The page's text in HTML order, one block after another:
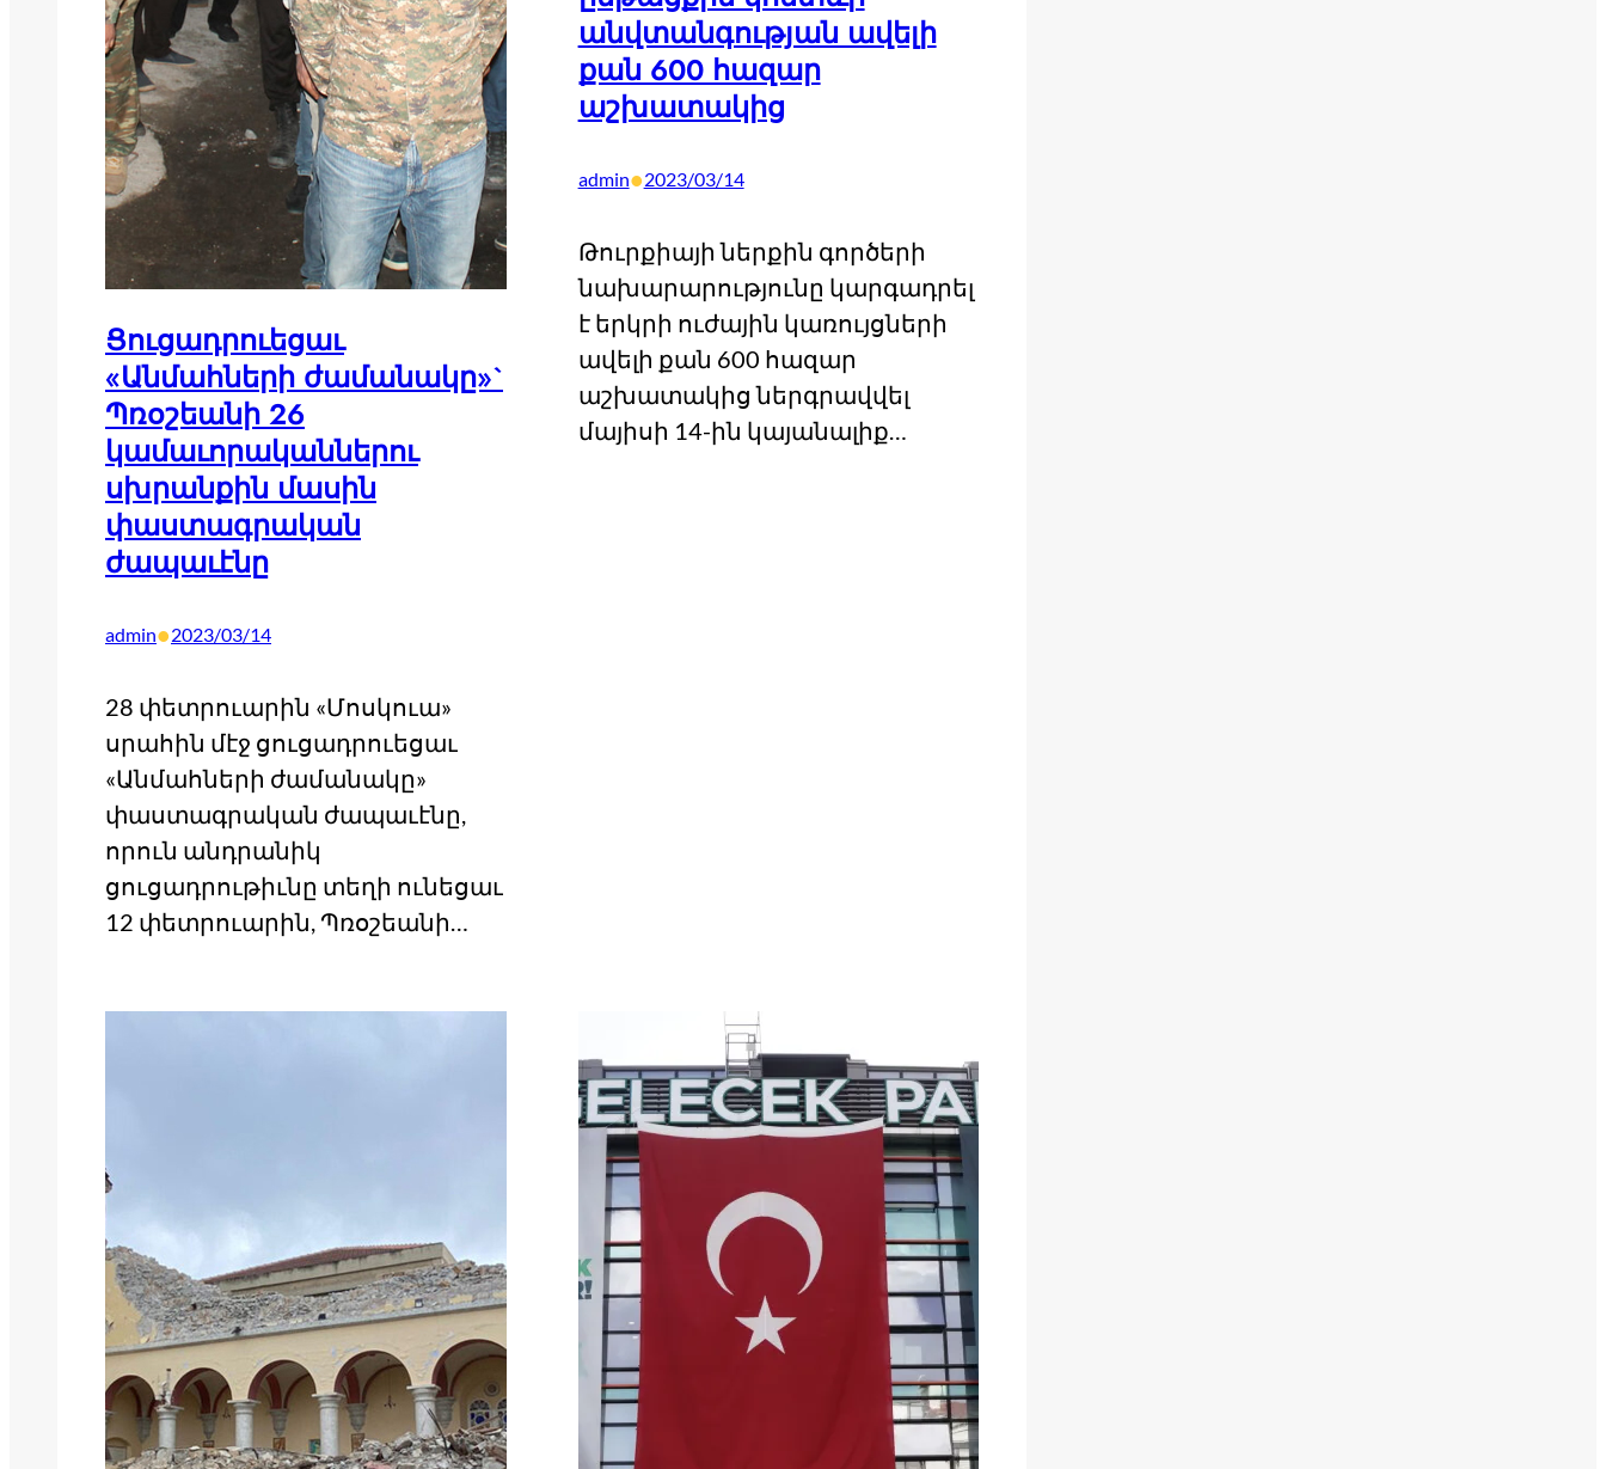
Ցուցադրուեցաւ
«Անմահների ժամանակը»`
Պռօշեանի 26
կամաւորականներու
սխրանքին մասին
փաստագրական
ժապաւէնը
admin•2023/03/14
28 փետրուարին «Մոսկուա»
սրահին մէջ ցուցադրուեցաւ
«Անմահների ժամանակը»
փաստագրական ժապաւէնը,
որուն անդրանիկ
ցուցադրութիւնը տեղի ունեցաւ
12 փետրուարին, Պռօշեանի…
անվտանգության ավելի
քան 600 հազար
աշխատակից
admin•2023/03/14
Թուրքիայի ներքին գործերի
նախարարությունը կարգադրել
է երկրի ուժային կառույցների
ավելի քան 600 հազար
աշխատակից ներգրավվել
մայիսի 14-ին կայանալիք…